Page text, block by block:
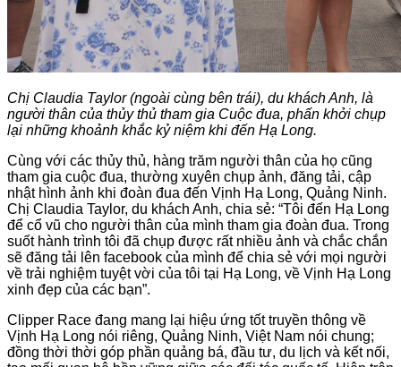
Chị Claudia Taylor (ngoài cùng bên trái), du khách Anh, là
người thân của thủy thủ tham gia Cuộc đua, phấn khởi chụp
lại những khoảnh khắc kỷ niệm khi đến Hạ Long.
Cùng với các thủy thủ, hàng trăm người thân của họ cũng
tham gia cuộc đua, thường xuyên chụp ảnh, đăng tải, cập
nhật hình ảnh khi đoàn đua đến Vịnh Hạ Long, Quảng Ninh.
Chị Claudia Taylor, du khách Anh, chia sẻ: “Tôi đến Hạ Long
để cổ vũ cho người thân của mình tham gia đoàn đua. Trong
suốt hành trình tôi đã chụp được rất nhiều ảnh và chắc chắn
sẽ đăng tải lên facebook của mình để chia sẻ với mọi người
về trải nghiệm tuyệt vời của tôi tại Hạ Long, về Vịnh Hạ Long
xinh đẹp của các bạn”.
Clipper Race đang mang lại hiệu ứng tốt truyền thông về
Vịnh Hạ Long nói riêng, Quảng Ninh, Việt Nam nói chung;
đồng thời thời góp phần quảng bá, đầu tư, du lịch và kết nối,